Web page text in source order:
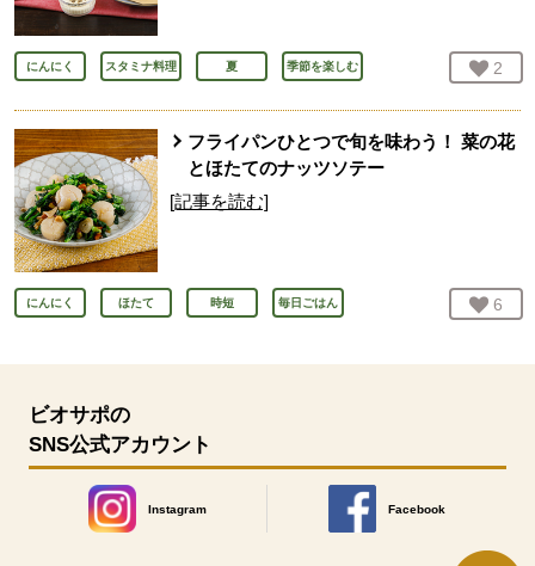
にんにく スタミナ料理 夏 季節を楽しむ お気
2
フライパンひとつで旬を味わう！ 菜の花
とほたてのナッツソテー
[記事を読む]
にんにく ほたて 時短 毎日ごはん お気
6
ビオサポの
SNS公式アカウント
Instagram
別のウィンドウで開きます。
Facebook
別のウィンドウで開きます